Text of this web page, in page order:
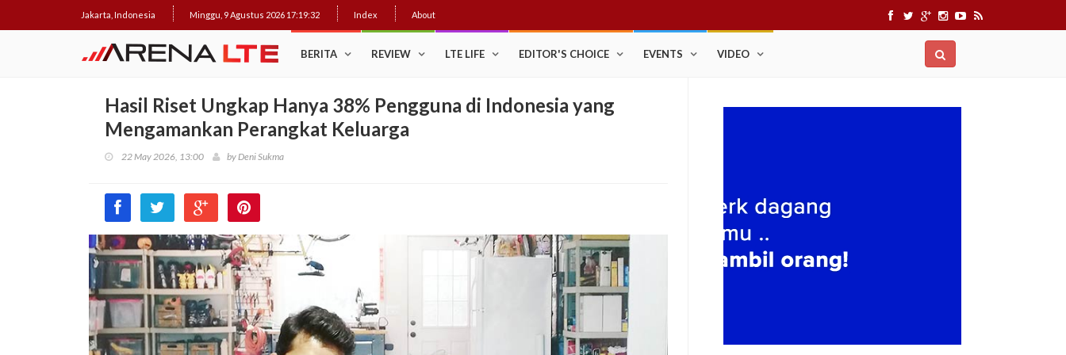
Jakarta, Indonesia Minggu, 9 Agustus 2026 17:19:33 Index About
BERITA REVIEW LTE LIFE EDITOR'S CHOICE EVENTS VIDEO
Hasil Riset Ungkap Hanya 38% Pengguna di Indonesia yang
Mengamankan Perangkat Keluarga
22 May 2026, 13:00 byDeni Sukma